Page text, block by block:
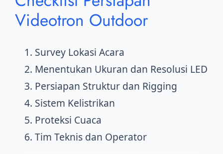
Videotron Outdoor
Survey Lokasi Acara
Menentukan Ukuran dan Resolusi LED
Persiapan Struktur dan Rigging
Sistem Kelistrikan
Proteksi Cuaca
Tim Teknis dan Operator